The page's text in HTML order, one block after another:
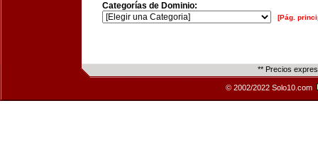
Categorías de Dominio:
[Pág.
** Precios
© 2002/2022 Solo10.com